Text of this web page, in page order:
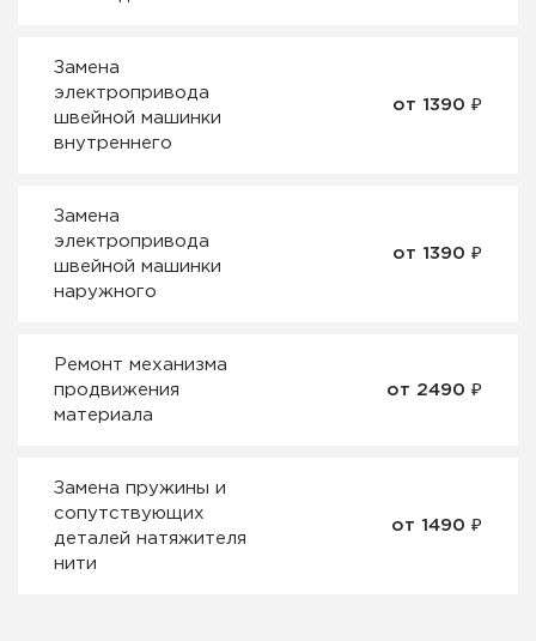
Замена
электропривода
швейной машинки
внутреннего
от 1390 ₽
Замена
электропривода
швейной машинки
наружного
от 1390 ₽
Ремонт механизма
продвижения
материала
от 2490 ₽
Замена пружины и
сопутствующих
деталей натяжителя
нити
от 1490 ₽